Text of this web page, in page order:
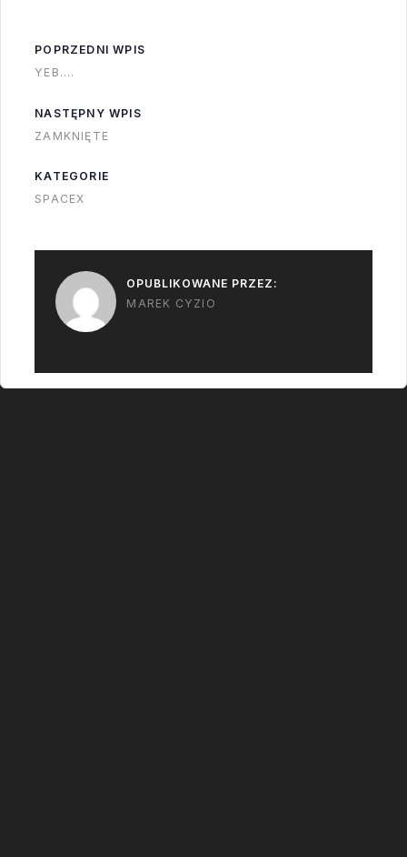
pracował 19 lat w
Orbital Sciences
przeszedł do SpaceX,
POPRZEDNI WPIS
YEB….
NASTĘPNY WPIS
ZAMKNIĘTE
KATEGORIE
SPACEX
OPUBLIKOWANE PRZEZ:
MAREK CYZIO